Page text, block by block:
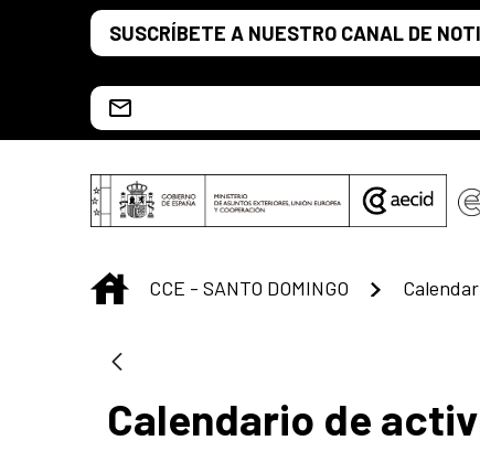
Saltar al contenido principal
SUSCRÍBETE A NUESTRO CANAL DE
INICIO
CCE - SANTO DOMINGO
Calendario de